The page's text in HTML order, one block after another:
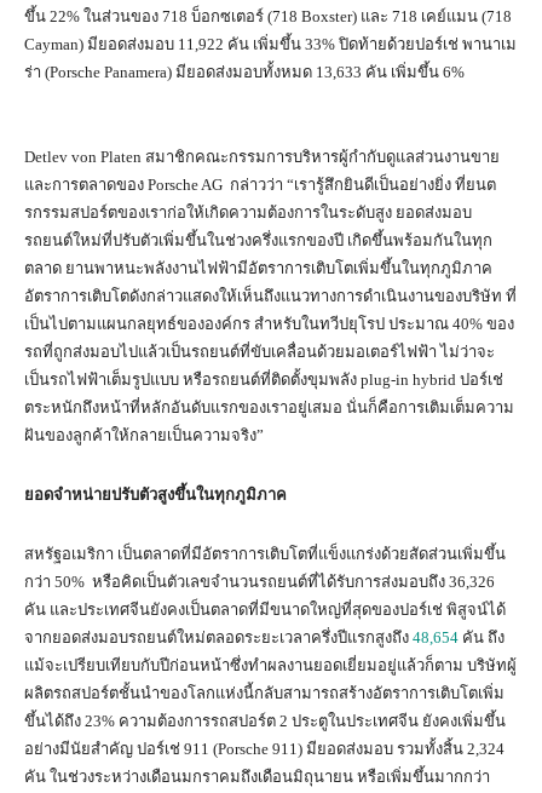
ขึ้น 22% ในส่วนของ 718 บ็อกซเตอร์ (718 Boxster) และ 718 เคย์แมน (718
Cayman) มียอดส่งมอบ 11,922 คัน เพิ่มขึ้น 33% ปิดท้ายด้วยปอร์เช่ พานาเม
ร่า (Porsche Panamera) มียอดส่งมอบทั้งหมด 13,633 คัน เพิ่มขึ้น 6%
Detlev von Platen สมาชิกคณะกรรมการบริหารผู้กำกับดูแลส่วนงานขาย
และการตลาดของ Porsche AG กล่าวว่า “เรารู้สึกยินดีเป็นอย่างยิ่ง ที่ยนต
รกรรมสปอร์ตของเราก่อให้เกิดความต้องการในระดับสูง ยอดส่งมอบ
รถยนต์ใหม่ที่ปรับตัวเพิ่มขึ้นในช่วงครึ่งแรกของปี เกิดขึ้นพร้อมกันในทุก
ตลาด ยานพาหนะพลังงานไฟฟ้ามีอัตราการเติบโตเพิ่มขึ้นในทุกภูมิภาค
อัตราการเติบโตดังกล่าวแสดงให้เห็นถึงแนวทางการดำเนินงานของบริษัท ที่
เป็นไปตามแผนกลยุทธ์ขององค์กร สำหรับในทวีปยุโรป ประมาณ 40% ของ
รถที่ถูกส่งมอบไปแล้วเป็นรถยนต์ที่ขับเคลื่อนด้วยมอเตอร์ไฟฟ้า ไม่ว่าจะ
เป็นรถไฟฟ้าเต็มรูปแบบ หรือรถยนต์ที่ติดตั้งขุมพลัง plug-in hybrid ปอร์เช่
ตระหนักถึงหน้าที่หลักอันดับแรกของเราอยู่เสมอ นั่นก็คือการเติมเต็มความ
ฝันของลูกค้าให้กลายเป็นความจริง”
ยอดจำหน่ายปรับตัวสูงขึ้นในทุกภูมิภาค
สหรัฐอเมริกา เป็นตลาดที่มีอัตราการเติบโตที่แข็งแกร่งด้วยสัดส่วนเพิ่มขึ้น
กว่า 50% หรือคิดเป็นตัวเลขจำนวนรถยนต์ที่ได้รับการส่งมอบถึง 36,326
คัน และประเทศจีนยังคงเป็นตลาดที่มีขนาดใหญ่ที่สุดของปอร์เช่ พิสูจน์ได้
จากยอดส่งมอบรถยนต์ใหม่ตลอดระยะเวลาครึ่งปีแรกสูงถึง 48,654 คัน ถึง
แม้จะเปรียบเทียบกับปีก่อนหน้าซึ่งทำผลงานยอดเยี่ยมอยู่แล้วก็ตาม บริษัทผู้
ผลิตรถสปอร์ตชั้นนำของโลกแห่งนี้กลับสามารถสร้างอัตราการเติบโตเพิ่ม
ขึ้นได้ถึง 23% ความต้องการรถสปอร์ต 2 ประตูในประเทศจีน ยังคงเพิ่มขึ้น
อย่างมีนัยสำคัญ ปอร์เช่ 911 (Porsche 911) มียอดส่งมอบ รวมทั้งสิ้น 2,324
คัน ในช่วงระหว่างเดือนมกราคมถึงเดือนมิถุนายน หรือเพิ่มขึ้นมากกว่า